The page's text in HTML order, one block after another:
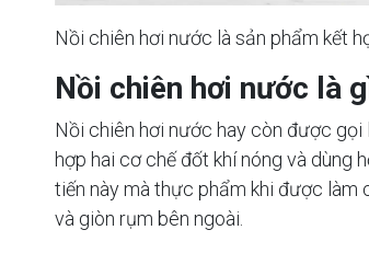
Nồi chiên hơi nước là sản phẩm kết
Nồi chiên hơi nước là
Nồi chiên hơi nước hay còn được gọi
hợp hai cơ chế đốt khí nóng và dùng
tiến này mà thực phẩm khi được
và giòn rụm bên ngoài.